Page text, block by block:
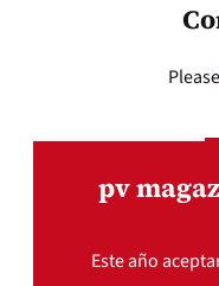
Please
pv
Este año